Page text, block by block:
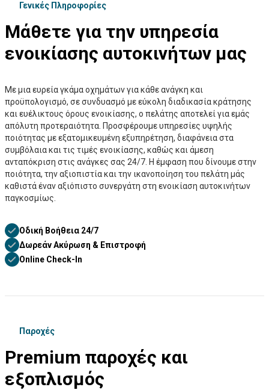
Γενικές Πληροφορίες
Μάθετε για την υπηρεσία
ενοικίασης αυτοκινήτων μας
Με μια ευρεία γκάμα οχημάτων για κάθε ανάγκη και
προϋπολογισμό, σε συνδυασμό με εύκολη διαδικασία κράτησης
και ευέλικτους όρους ενοικίασης, ο πελάτης αποτελεί για εμάς
απόλυτη προτεραιότητα. Προσφέρουμε υπηρεσίες υψηλής
ποιότητας με εξατομικευμένη εξυπηρέτηση, διαφάνεια στα
συμβόλαια και τις τιμές ενοικίασης, καθώς και άμεση
ανταπόκριση στις ανάγκες σας 24/7. Η έμφαση που δίνουμε στην
ποιότητα, την αξιοπιστία και την ικανοποίηση του πελάτη μάς
καθιστά έναν αξιόπιστο συνεργάτη στη ενοικίαση αυτοκινήτων
παγκοσμίως.
Οδική Βοήθεια 24/7
Δωρεάν Ακύρωση & Επιστροφή
Online Check-In
Παροχές
Premium παροχές και
εξοπλισμός